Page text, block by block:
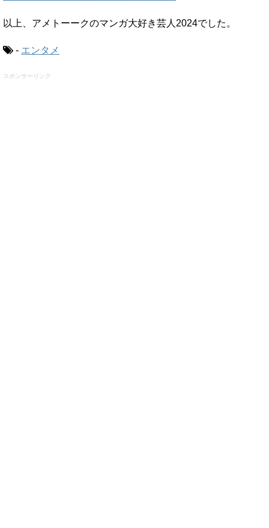
以上、アメトーークのマンガ大好き芸人2024でした。
- エンタメ
スポンサーリンク